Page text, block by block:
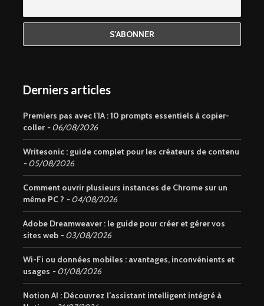
Derniers articles
Premiers pas avec l’IA : 10 prompts essentiels à copier-
coller
06/08/2026
Writesonic : guide complet pour les créateurs de contenu
05/08/2026
Comment ouvrir plusieurs instances de Chrome sur un
même PC ?
04/08/2026
Adobe Dreamweaver : le guide pour créer et gérer vos
sites web
03/08/2026
Wi-Fi ou données mobiles : avantages, inconvénients et
usages
01/08/2026
Notion AI : Découvrez l’assistant intelligent intégré à